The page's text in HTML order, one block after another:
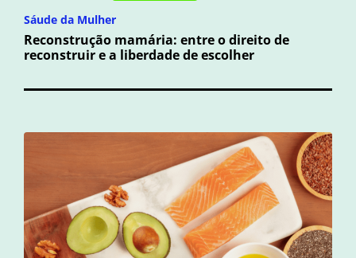
Sáude da Mulher
Reconstrução mamária: entre o direito de
reconstruir e a liberdade de escolher